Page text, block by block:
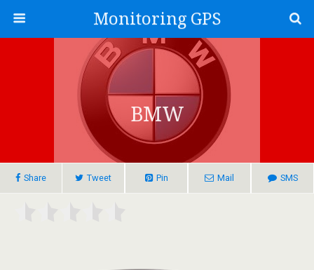
Monitoring GPS
BMW
Share Tweet Pin Mail SMS